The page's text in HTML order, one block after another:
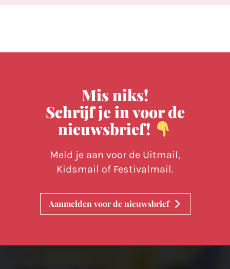
Mis niks!
Schrijf je in voor de
nieuwsbrief!
Meld je aan voor de Uitmail,
Kidsmail of Festivalmail.
Aanmelden voor de nieuwsbrief